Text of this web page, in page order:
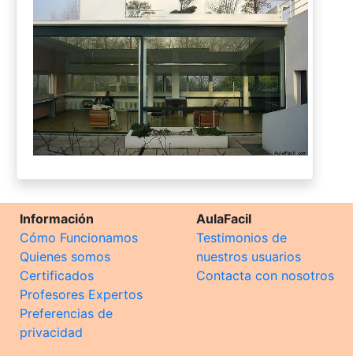
Información
Cómo Funcionamos
Quienes somos
Certificados
Profesores Expertos
Preferencias de
privacidad
AulaFacil
Testimonios de
nuestros usuarios
Contacta con nosotros